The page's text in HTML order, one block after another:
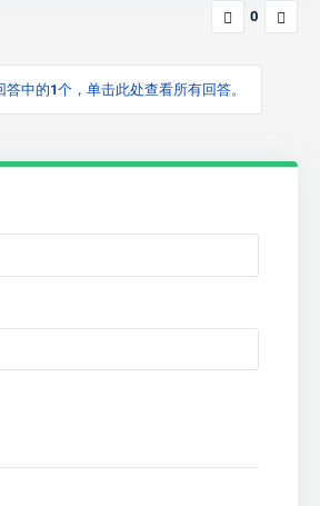
0
中的1个，单击此处查看所有回答。